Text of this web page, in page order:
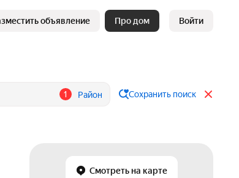
объявление Про дом Войти
1 Район Сохранить поиск
Смотреть на карте